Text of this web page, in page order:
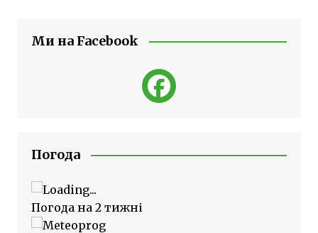
Ми на Facebook
Погода
Погода на 2 тижні